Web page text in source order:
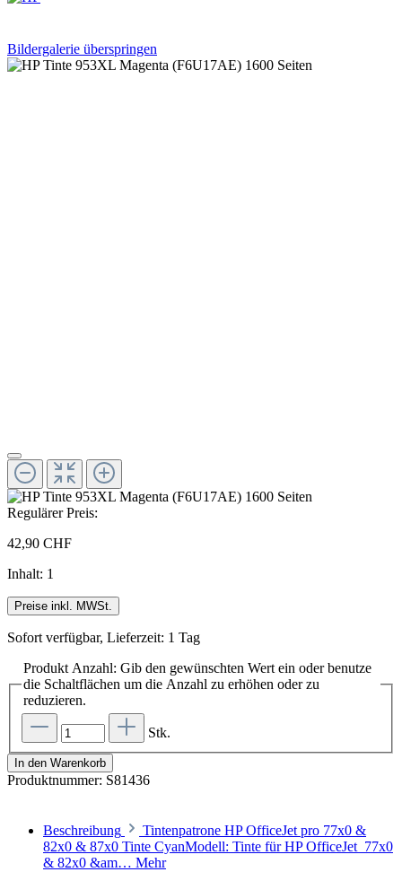
Bildergalerie überspringen
Regulärer Preis:
42,90 CHF
Inhalt: 1
Preise inkl. MWSt.
Sofort verfügbar, Lieferzeit: 1 Tag
Produkt Anzahl: Gib den gewünschten Wert ein oder benutze
die Schaltflächen um die Anzahl zu erhöhen oder zu
reduzieren.
Stk.
In den Warenkorb
Produktnummer: S81436
Beschreibung
Tintenpatrone HP OfficeJet pro 77x0 &
82x0 & 87x0 Tinte CyanModell: Tinte für HP OfficeJet 77x0
& 82x0 &am… Mehr